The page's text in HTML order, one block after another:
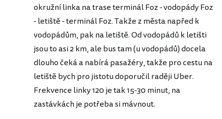
okružní linka na trase terminál Foz - vodopády Foz
- letiště - terminál Foz. Takže z města napřed k
vodopádům, pak na letiště. Od vodopádů k letišti
jsou to asi 2 km, ale bus tam (u vodopádů) docela
dlouho čeká a nabírá pasažéry, takže pro cestu na
letiště bych pro jistotu doporučil raději Uber.
Frekvence linky 120 je tak 15-30 minut, na
zastávkách je potřeba si mávnout.